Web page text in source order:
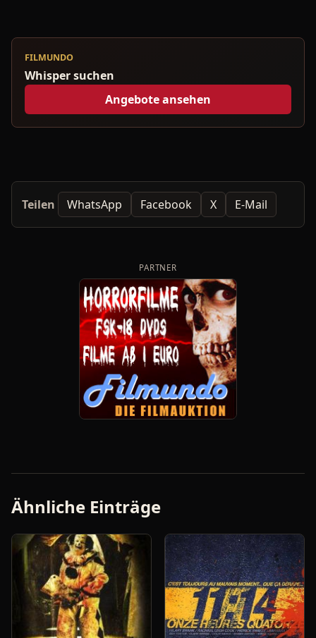
FILMUNDO
Whisper suchen
Angebote ansehen
Teilen WhatsApp Facebook X E-Mail
PARTNER
Ähnliche Einträge